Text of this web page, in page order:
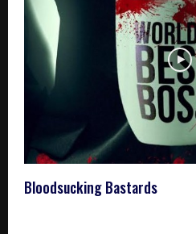
Bloodsucking Bastards